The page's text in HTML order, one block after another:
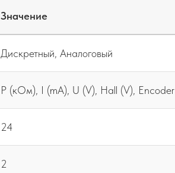
Значение
Дискретный, Аналоговый
P (кОм), I (mA), U (V), Hall (V), Encoder
24
2